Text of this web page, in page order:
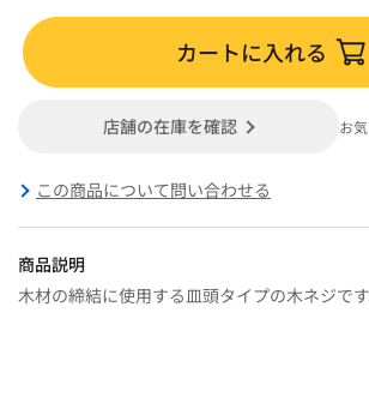
カートに入れる
店舗の在庫を確認 お
この商品について問い合わせる
商品説明
木材の締結に使用する皿頭タイプの木ネジです